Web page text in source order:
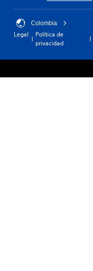
Colombia
Legal
Política de
privacidad